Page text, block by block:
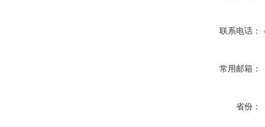
联系电话：
常用邮箱：
省份：